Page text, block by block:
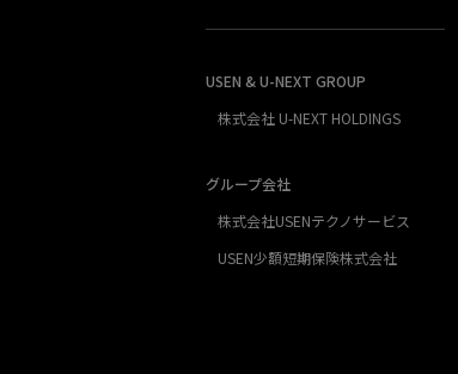
USEN & U-NEXT GROUP
株式会社 U-NEXT HOLDINGS
グループ会社
株式会社USENテクノサービス
USEN少額短期保険株式会社